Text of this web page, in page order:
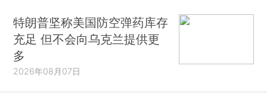
特朗普坚称美国防空弹药库存
充足 但不会向乌克兰提供更
多
2026年08月07日